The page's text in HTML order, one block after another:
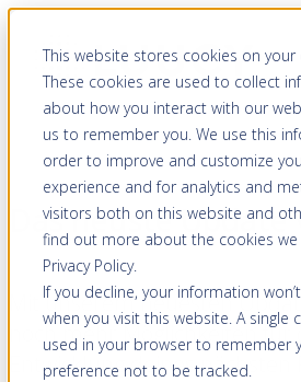
This website stores cookies on your
These cookies are used to collect
about how you interact with our
us to remember you. We use this
order to improve and customize
experience and for analytics and
visitors both on this website and
find out more about the cookies we
Privacy Policy.
If you decline, your information
when you visit this website. A single
used in your browser to remember
preference not to be tracked.
Das neuste Update
Mit unserem neuesten
noch mehr Möglichkeiten
Entwicklung deines nächsten